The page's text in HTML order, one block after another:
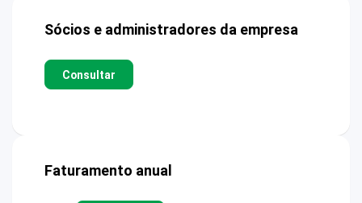
Sócios e administradores da empresa
Consultar
Faturamento anual